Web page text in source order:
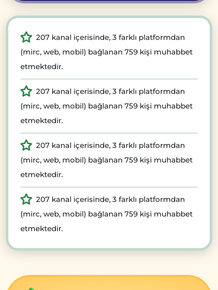
207 kanal içerisinde, 3 farklı platformdan
(mirc, web, mobil) bağlanan 759 kişi muhabbet
etmektedir.
207 kanal içerisinde, 3 farklı platformdan
(mirc, web, mobil) bağlanan 759 kişi muhabbet
etmektedir.
207 kanal içerisinde, 3 farklı platformdan
(mirc, web, mobil) bağlanan 759 kişi muhabbet
etmektedir.
207 kanal içerisinde, 3 farklı platformdan
(mirc, web, mobil) bağlanan 759 kişi muhabbet
etmektedir.